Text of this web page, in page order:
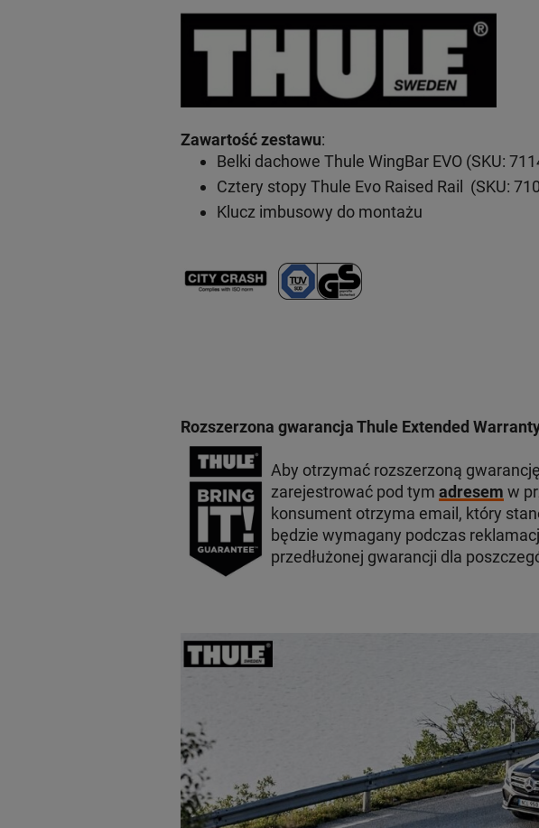
Zawartość zestawu:
Belki dachowe Thule WingBar EVO (SKU:
Cztery stopy Thule Evo Raised Rail (SKU:
Klucz imbusowy do montażu
Rozszerzona gwarancja Thule Extended
Aby otrzymać rozszerzoną gwarancję
zarejestrować pod tym adresem w
konsument otrzyma email, który
będzie wymagany podczas
przedłużonej gwarancji dla